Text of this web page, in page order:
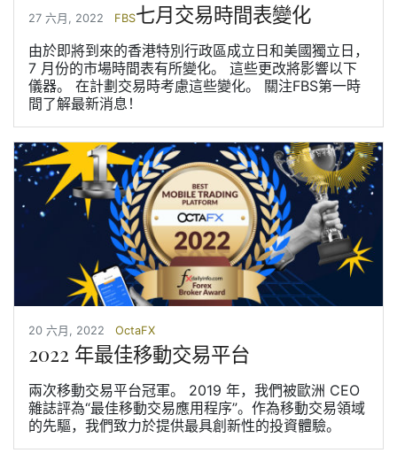
27 六月, 2022 FBS七月交易時間表變化
由於即將到來的香港特別行政區成立日和美國獨立日，
7 月份的市場時間表有所變化。 這些更改將影響以下
儀器。 在計劃交易時考慮這些變化。 關注FBS第一時
間了解最新消息！
20 六月, 2022 OctaFX
2022 年最佳移動交易平台
兩次移動交易平台冠軍。 2019 年，我們被歐洲 CEO
雜誌評為“最佳移動交易應用程序”。作為移動交易領域
的先驅，我們致力於提供最具創新性的投資體驗。